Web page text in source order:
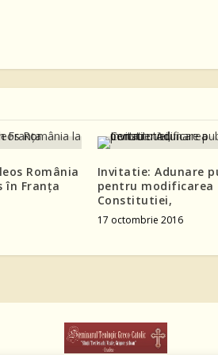
România
în Franța
Invitatie: Adunare
pentru modificarea
Constitutiei,
17 octombrie 2016